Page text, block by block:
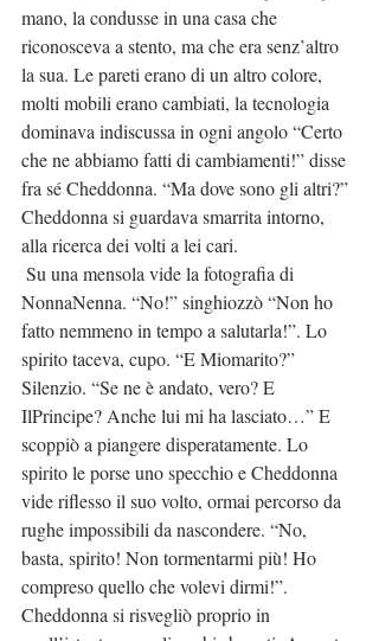
mano, la condusse in una casa che
riconosceva a stento, ma che era senz’altro
la sua. Le pareti erano di un altro colore,
molti mobili erano cambiati, la tecnologia
dominava indiscussa in ogni angolo “Certo
che ne abbiamo fatti di cambiamenti!” disse
fra sé Cheddonna. “Ma dove sono gli altri?”
Cheddonna si guardava smarrita intorno,
alla ricerca dei volti a lei cari.
NonnaNenna. “No!” singhiozzò “Non ho
fatto nemmeno in tempo a salutarla!”. Lo
spirito taceva, cupo. “E Miomarito?”
Silenzio. “Se ne è andato, vero? E
IlPrincipe? Anche lui mi ha lasciato…” E
scoppiò a piangere disperatamente. Lo
spirito le porse uno specchio e Cheddonna
vide riflesso il suo volto, ormai percorso da
rughe impossibili da nascondere. “No,
basta, spirito! Non tormentarmi più! Ho
compreso quello che volevi dirmi!”.
Cheddonna si risvegliò proprio in